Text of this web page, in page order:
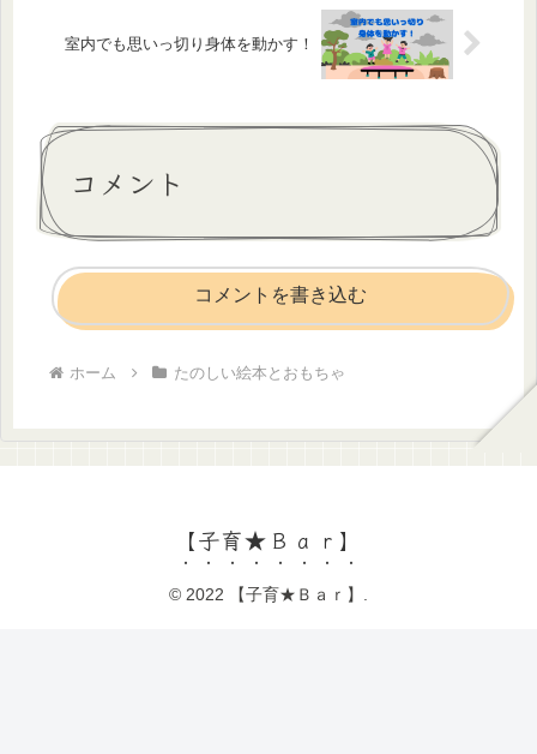
室内でも思いっ切り身体を動かす！
コメント
コメントを書き込む
ホーム たのしい絵本とおもちゃ
【子育★Ｂａｒ】
© 2022 【子育★Ｂａｒ】.